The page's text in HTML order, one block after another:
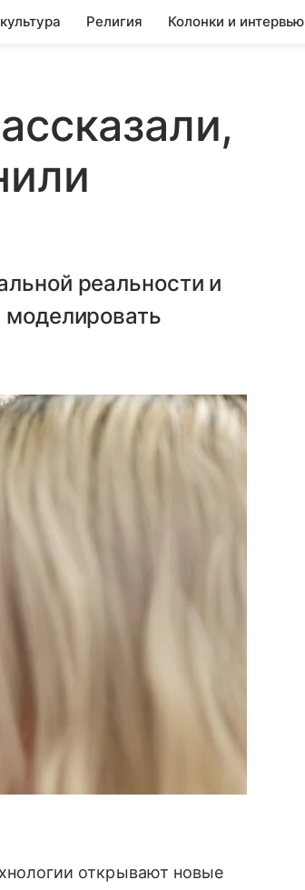
Религия Колонки и интервью
реальности и
моделировать
открывают новые